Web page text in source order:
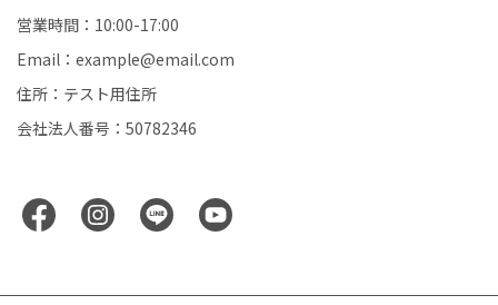
営業時間：10:00-17:00
Email：example@email.com
住所：テスト用住所
会社法人番号：50782346